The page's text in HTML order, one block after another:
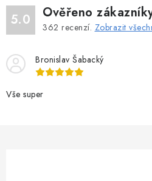
5.0 Ověřeno
362 recenzí. Zobrazit
Bronislav Šabacký
Vše super